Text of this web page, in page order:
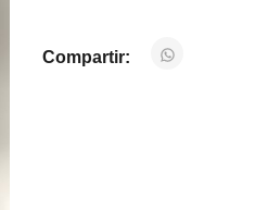
Compartir: